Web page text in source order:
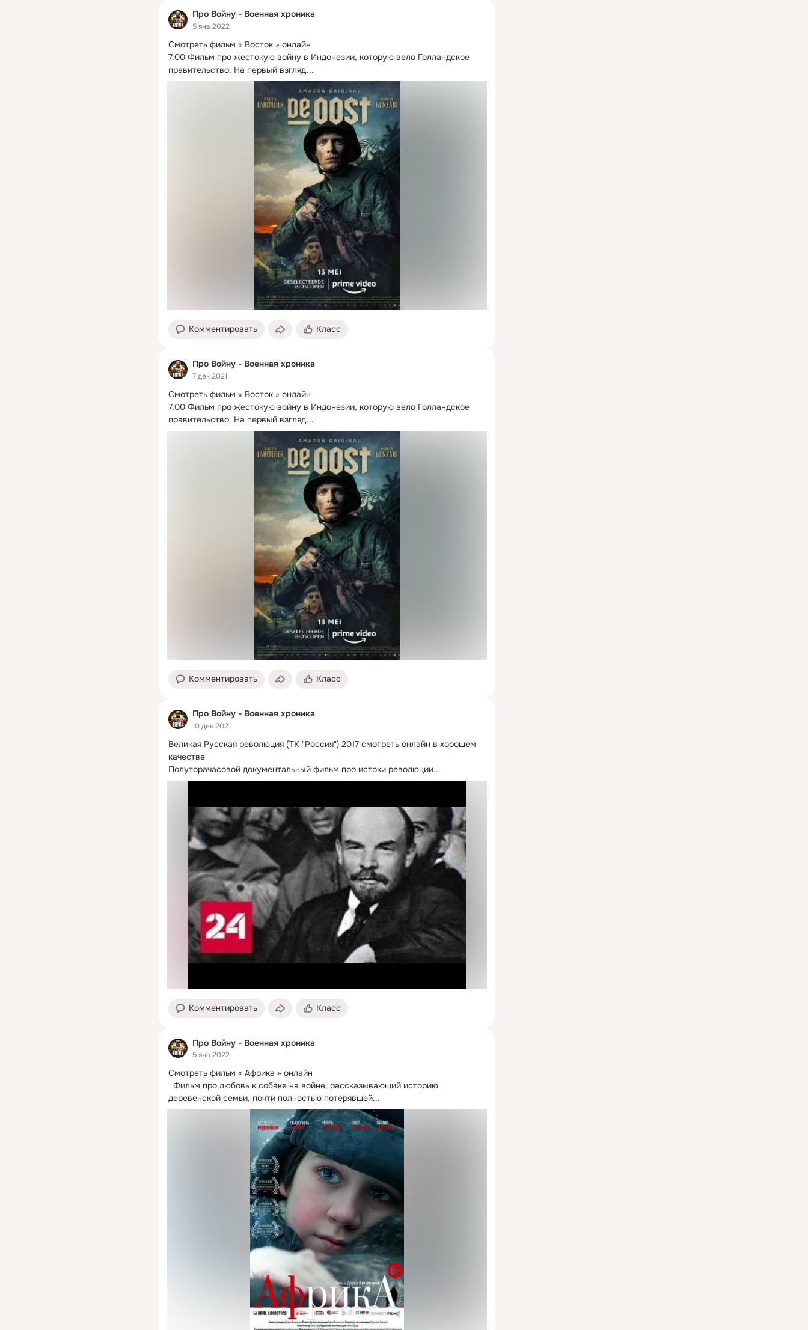
Про Войну - Военная хроника
5 янв 2022
Смотреть фильм « Восток » онлайн
7.00 Фильм про жестокую войну в Индонезии, которую вело Голландское
правительство. На первый взгляд...
Комментировать Класс
Про Войну - Военная хроника
7 дек 2021
Смотреть фильм « Восток » онлайн
7.00 Фильм про жестокую войну в Индонезии, которую вело Голландское
правительство. На первый взгляд...
Комментировать Класс
Про Войну - Военная хроника
10 дек 2021
Великая Русская революция (ТК "Россия") 2017 смотреть онлайн в хорошем
качестве
Полуторачасовой документальный фильм про истоки революции...
Комментировать Класс
Про Войну - Военная хроника
5 янв 2022
Смотреть фильм « Африка » онлайн
Фильм про любовь к собаке на войне, рассказывающий историю
деревенской семьи, почти полностью потерявшей...